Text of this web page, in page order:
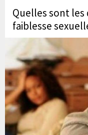
Quelles sont les
faiblesse